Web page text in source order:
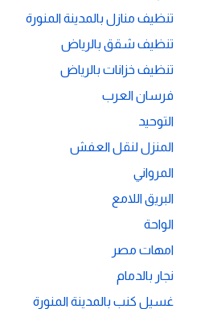
تنظيف منازل بالمدينة المنورة
تنظيف شقق بالرياض
تنظيف خزانات بالرياض
فرسان العرب
التوحيد
المنزل لنقل العفش
المرواني
البريق اللامع
الواحة
امهات مصر
نجار بالدمام
غسيل كنب بالمدينة المنورة